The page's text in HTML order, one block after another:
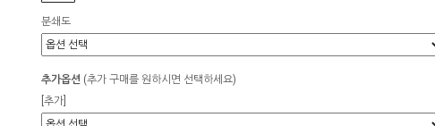
분쇄도
추가옵션 (추가 구매를 원하시면 선택하세요)
[추가]